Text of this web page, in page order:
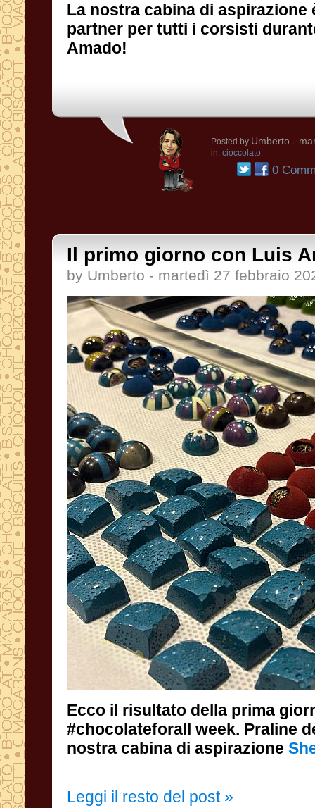
La nostra cabina di aspirazione
partner per tutti i corsisti durante la
Amado!
Posted by Umberto -
in: cioccolato
0
Il primo giorno con Luis
by Umberto - martedì 27 febbraio
Ecco il risultato della prima
#chocolateforall week. Praline decorate
nostra cabina di aspirazione
Leggi il resto del post »